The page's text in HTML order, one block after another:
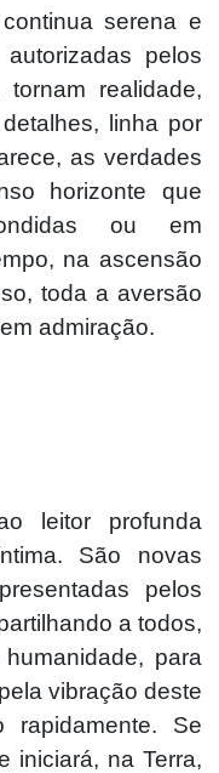
serena e
pelos
realidade,
linha por
as verdades
horizonte que
ou em
na ascensão
toda a aversão
admiração.
leitor profunda
São novas
pelos
a todos,
para
vibração deste
Se
iniciará, na Terra,